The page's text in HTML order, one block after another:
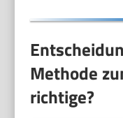
Methode
richtige?